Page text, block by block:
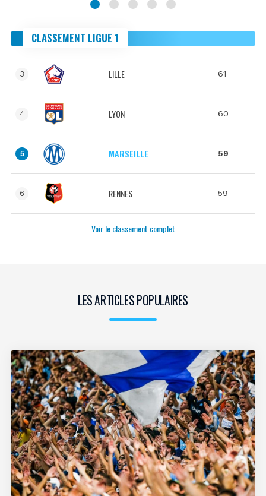
CLASSEMENT LIGUE 1
3 LILLE 61
4 LYON 60
5 MARSEILLE 59
6 RENNES 59
Voir le classement complet
LES ARTICLES POPULAIRES